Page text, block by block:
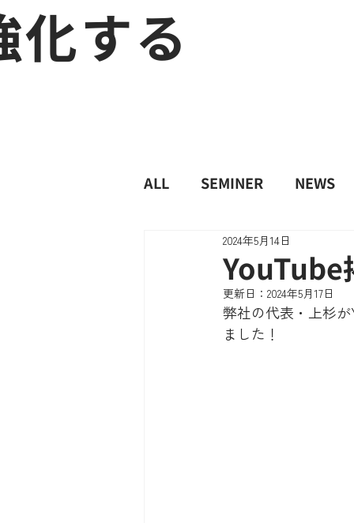
する
ALL SEMINER NEWS
YouTube
2024年5月14日
更新日： 2024年5月17日
弊社の代表・上杉
ました！